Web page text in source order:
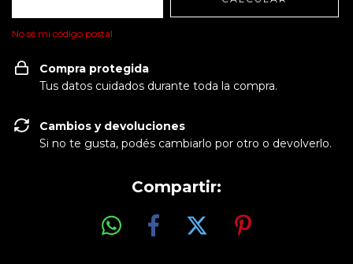
No sé mi código postal
Compra protegida
Tus datos cuidados durante toda la compra.
Cambios y devoluciones
Si no te gusta, podés cambiarlo por otro o devolverlo.
Compartir: